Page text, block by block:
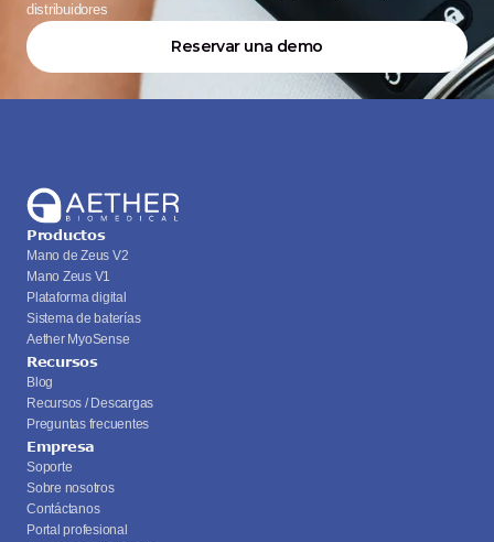
distribuidores
Reservar una demo
Productos
Mano de Zeus V2
Mano Zeus V1
Plataforma digital
Sistema de baterías
Aether MyoSense
Recursos
Blog
Recursos / Descargas
Preguntas frecuentes
Empresa
Soporte
Sobre nosotros
Contáctanos
Portal profesional